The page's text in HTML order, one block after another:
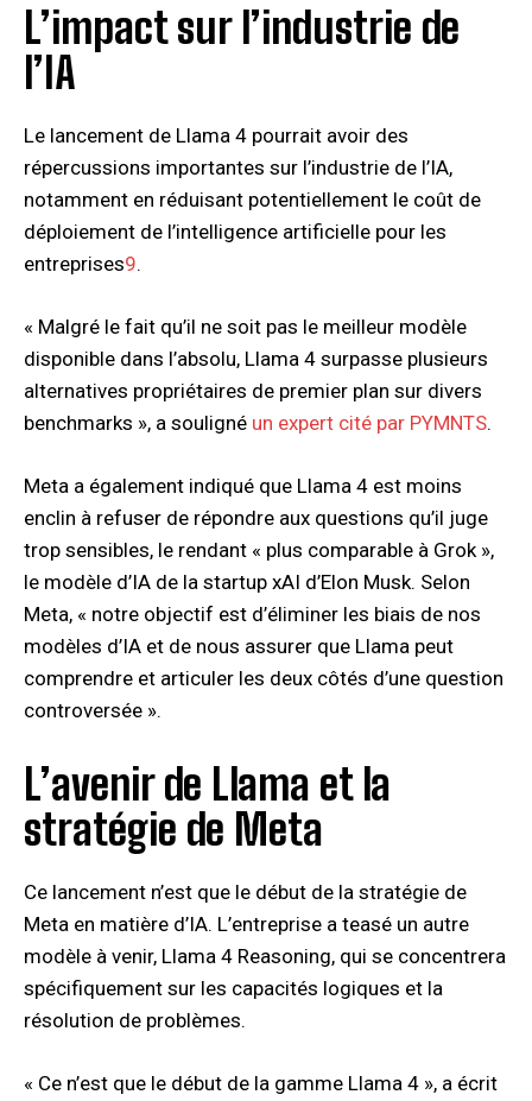
L’impact sur l’industrie de
l’IA
Le lancement de Llama 4 pourrait avoir des
répercussions importantes sur l’industrie de l’IA,
notamment en réduisant potentiellement le coût de
déploiement de l’intelligence artificielle pour les
entreprises9.
« Malgré le fait qu’il ne soit pas le meilleur modèle
disponible dans l’absolu, Llama 4 surpasse plusieurs
alternatives propriétaires de premier plan sur divers
benchmarks », a souligné un expert cité par PYMNTS.
Meta a également indiqué que Llama 4 est moins
enclin à refuser de répondre aux questions qu’il juge
trop sensibles, le rendant « plus comparable à Grok »,
le modèle d’IA de la startup xAI d’Elon Musk. Selon
Meta, « notre objectif est d’éliminer les biais de nos
modèles d’IA et de nous assurer que Llama peut
comprendre et articuler les deux côtés d’une question
controversée ».
L’avenir de Llama et la
stratégie de Meta
Ce lancement n’est que le début de la stratégie de
Meta en matière d’IA. L’entreprise a teasé un autre
modèle à venir, Llama 4 Reasoning, qui se concentrera
spécifiquement sur les capacités logiques et la
résolution de problèmes.
« Ce n’est que le début de la gamme Llama 4 », a écrit